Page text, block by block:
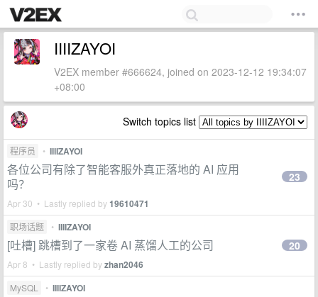
IIIIZAYOI
V2EX member #666624, joined on 2023-12-12 19:34:07
+08:00
Switch topics list
程序员 • IIIIZAYOI
各位公司有除了智能客服外真正落地的 AI 应用
吗？
Apr 30 • Lastly replied by19610471
23
职场话题 • IIIIZAYOI
[吐槽] 跳槽到了一家卷 AI 蒸馏人工的公司
Apr 8 • Lastly replied byzhan2046
20
MySQL • IIIIZAYOI